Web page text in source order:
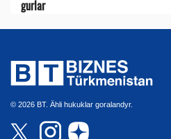
gurlar
© 2026 BT. Ähli hukuklar goralandyr.